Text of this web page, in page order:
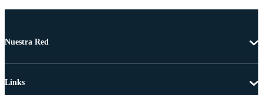
Nuestra Red
Links